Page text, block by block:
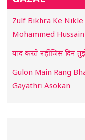
Zulf Bikhra Ke Nikle
Mohammed Hussain
याद करते नहीं जिस दिन
Gulon Main Rang
Gayathri Asokan